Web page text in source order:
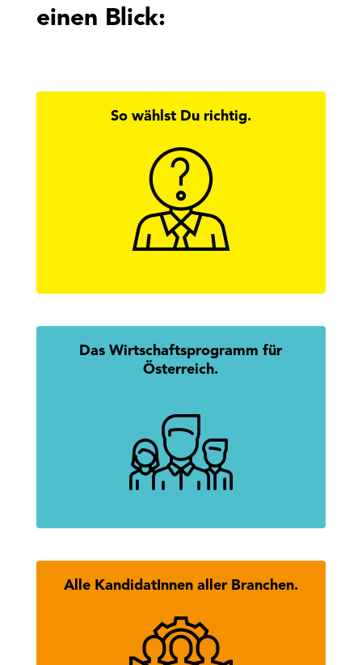
einen Blick:
So wählst Du richtig.
Hier findest Du alle Antworten zur
Wirtschaftskammerwahl.
mehr erfahren
Das Wirtschaftsprogramm für
Österreich.
mehr erfahren
Alle KandidatInnen aller Branchen.
Hier findest Du alle KandidatInnen
des Tiroler Wirtschaftsbundes.